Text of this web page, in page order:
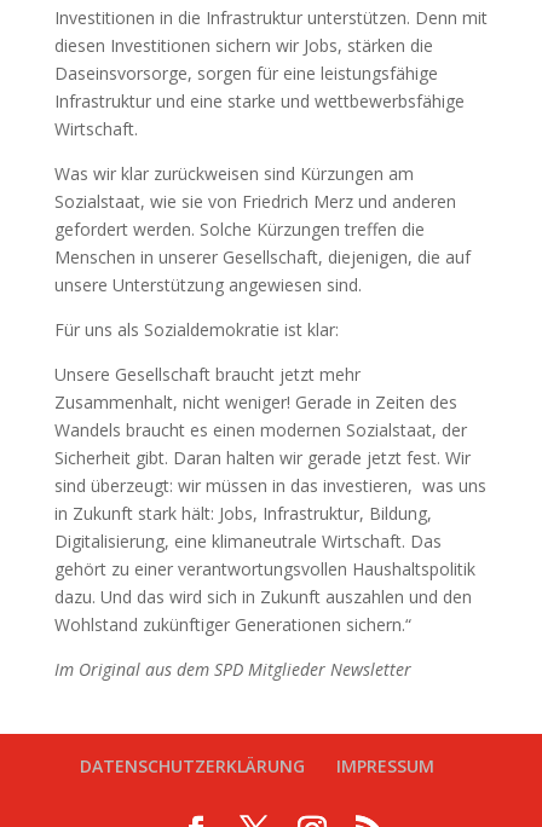
Investitionen in die Infrastruktur unterstützen. Denn mit
diesen Investitionen sichern wir Jobs, stärken die
Daseinsvorsorge, sorgen für eine leistungsfähige
Infrastruktur und eine starke und wettbewerbsfähige
Wirtschaft.
Was wir klar zurückweisen sind Kürzungen am
Sozialstaat, wie sie von Friedrich Merz und anderen
gefordert werden. Solche Kürzungen treffen die
Menschen in unserer Gesellschaft, diejenigen, die auf
unsere Unterstützung angewiesen sind.
Für uns als Sozialdemokratie ist klar:
Unsere Gesellschaft braucht jetzt mehr
Zusammenhalt, nicht weniger! Gerade in Zeiten des
Wandels braucht es einen modernen Sozialstaat, der
Sicherheit gibt. Daran halten wir gerade jetzt fest. Wir
sind überzeugt: wir müssen in das investieren, was uns
in Zukunft stark hält: Jobs, Infrastruktur, Bildung,
Digitalisierung, eine klimaneutrale Wirtschaft. Das
gehört zu einer verantwortungsvollen Haushaltspolitik
dazu. Und das wird sich in Zukunft auszahlen und den
Wohlstand zukünftiger Generationen sichern.“
Im Original aus dem SPD Mitglieder Newsletter
DATENSCHUTZERKLÄRUNG IMPRESSUM